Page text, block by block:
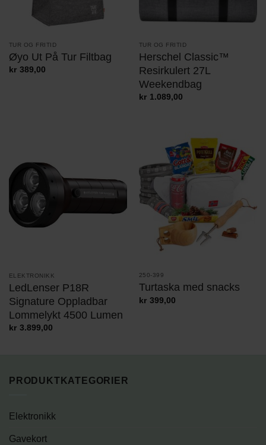
TUR OG FRITID
Øyo Ut På Tur Filtbag
kr 389,00
TUR OG FRITID
Herschel Classic™
Resirkulert 27L
Weekendbag
kr 1.089,00
ELEKTRONIKK
LedLenser P18R
Signature Oppladbar
Lommelykt 4500 Lumen
kr 3.899,00
250-399
Turtaska med snacks
kr 399,00
PRODUKTKATEGORIER
Elektronikk
Gavekort